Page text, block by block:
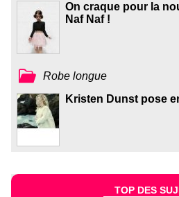
On craque pour la
Naf Naf !
Robe longue
Kristen Dunst pose
TOP DES